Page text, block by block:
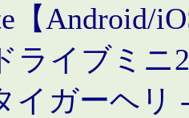
【Android/
ライブミニ
イガーヘリ